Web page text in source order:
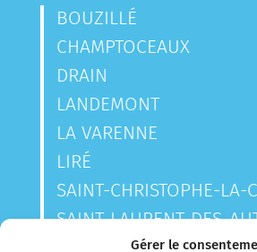
Gérer le
BOUZILLÉ
CHAMPTOCEAUX
DRAIN
LANDEMONT
LA VARENNE
LIRÉ
SAINT-CHRISTOPHE-LA-
SAINT-LAURENT-DES-
SAINT-SAUVEUR-DE-